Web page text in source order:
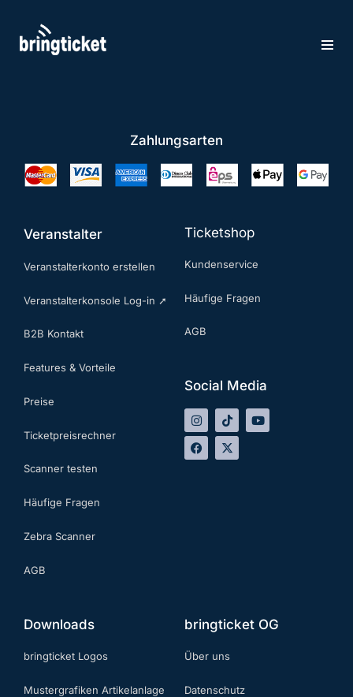
Zum
Zahlungsarten
Veranstalter
Veranstalterkonto erstellen
Veranstalterkonsole Log-in ➚
B2B Kontakt
Features & Vorteile
Preise
Ticketpreisrechner
Scanner testen
Häufige Fragen
Zebra Scanner
AGB
Ticketshop
Kundenservice
Häufige Fragen
AGB
Social Media
Downloads
bringticket Logos
Mustergrafiken Artikelanlage
bringticket OG
Über uns
Datenschutz